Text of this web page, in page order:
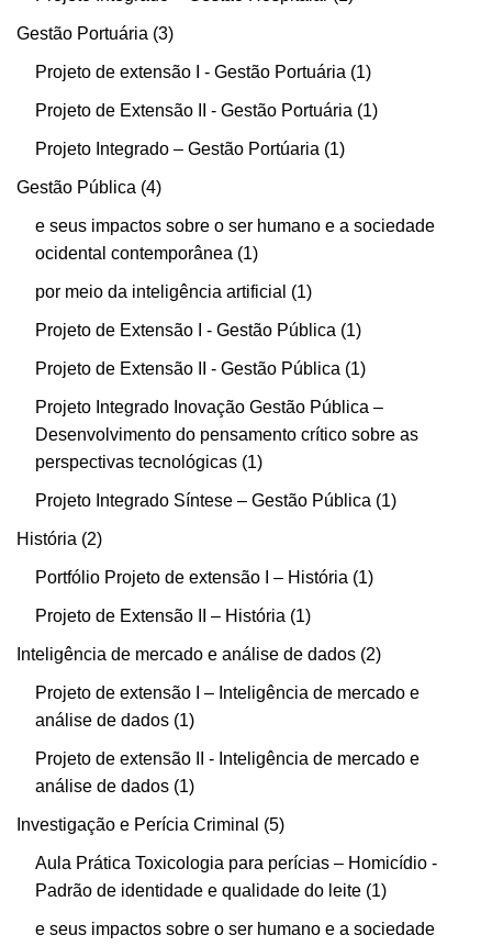
Gestão Portuária 3
Projeto de extensão I - Gestão Portuária 1
Projeto de Extensão II - Gestão Portuária 1
Projeto Integrado – Gestão Portúaria 1
Gestão Pública 4
e seus impactos sobre o ser humano e a sociedade
ocidental contemporânea
1
por meio da inteligência artificial 1
Projeto de Extensão I - Gestão Pública 1
Projeto de Extensão II - Gestão Pública 1
Projeto Integrado Inovação Gestão Pública –
Desenvolvimento do pensamento crítico sobre as
perspectivas tecnológicas 1
Projeto Integrado Síntese – Gestão Pública 1
História 2
Portfólio Projeto de extensão I – História 1
Projeto de Extensão II – História 1
Inteligência de mercado e análise de dados 2
Projeto de extensão I – Inteligência de mercado e
análise de dados 1
Projeto de extensão II - Inteligência de mercado e
análise de dados 1
Investigação e Perícia Criminal 5
Aula Prática Toxicologia para perícias – Homicídio -
Padrão de identidade e qualidade do leite 1
e seus impactos sobre o ser humano e a sociedade